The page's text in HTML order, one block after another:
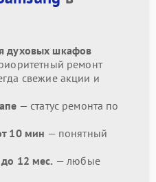
духовых шкафов
ремонт
свежие акции и
— статус ремонта по
10 мин — понятный
12 мес. — любые